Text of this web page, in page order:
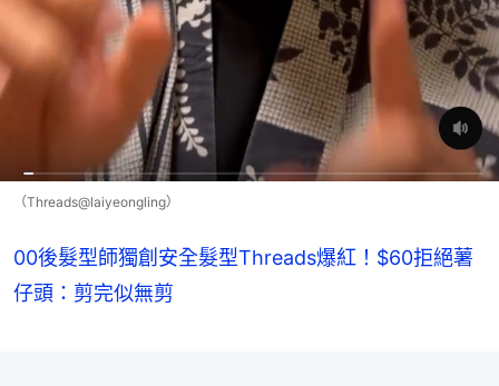
（Threads@laiyeongling）
00後髮型師獨創安全髮型Threads爆紅！$60拒絕薯
仔頭：剪完似無剪